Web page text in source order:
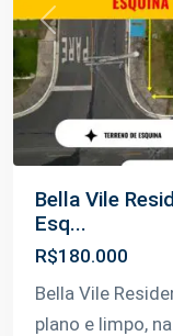
Previous
Bella Vile
Esq...
R$180.000
Bella Vile
plano e limpo,